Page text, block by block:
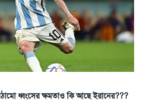
ধ্বংসের ক্ষমতাও কি আছে ইরানের???